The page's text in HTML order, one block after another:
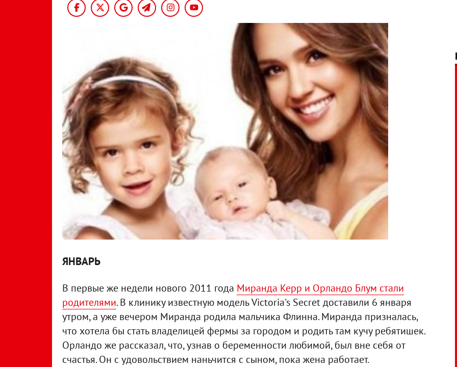
ЯНВАРЬ
В первые же недели нового 2011 года Миранда Керр и Орландо Блум стали
родителями. В клинику известную модель Victoria's Secret доставили 6 января
утром, а уже вечером Миранда родила мальчика Флинна. Миранда призналась,
что хотела бы стать владелицей фермы за городом и родить там кучу ребятишек.
Орландо же рассказал, что, узнав о беременности любимой, был вне себя от
счастья. Он с удовольствием наньчится с сыном, пока жена работает.